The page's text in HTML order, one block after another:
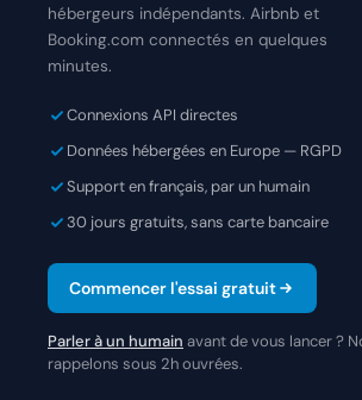
hébergeurs indépendants. Airbnb et
Booking.com connectés en quelques
minutes.
Connexions API directes
Données hébergées en Europe — RGPD
Support en français, par un humain
30 jours gratuits, sans carte bancaire
Commencer l'essai gratuit
Parler à un humain avant de vous lancer ?
rappelons sous 2h ouvrées.